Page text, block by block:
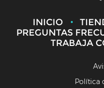
INICIO
PREGUNTAS
TRABAJA
Política